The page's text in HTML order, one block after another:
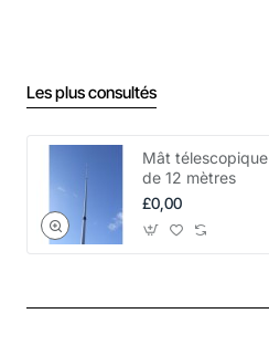
Les plus consultés
Mât télescopique
de 12 mètres
£0,00